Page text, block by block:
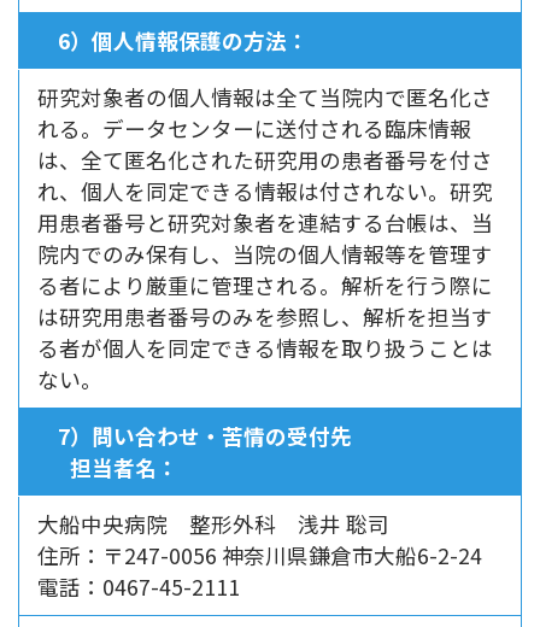
6）個人情報保護の方法：
研究対象者の個人情報は全て当院内で匿名化さ
れる。データセンターに送付される臨床情報
は、全て匿名化された研究用の患者番号を付さ
れ、個人を同定できる情報は付されない。研究
用患者番号と研究対象者を連結する台帳は、当
院内でのみ保有し、当院の個人情報等を管理す
る者により厳重に管理される。解析を行う際に
は研究用患者番号のみを参照し、解析を担当す
る者が個人を同定できる情報を取り扱うことは
ない。
7）問い合わせ・苦情の受付先
担当者名：
大船中央病院 整形外科 浅井 聡司
住所：〒247-0056 神奈川県鎌倉市大船6-2-24
電話：0467-45-2111